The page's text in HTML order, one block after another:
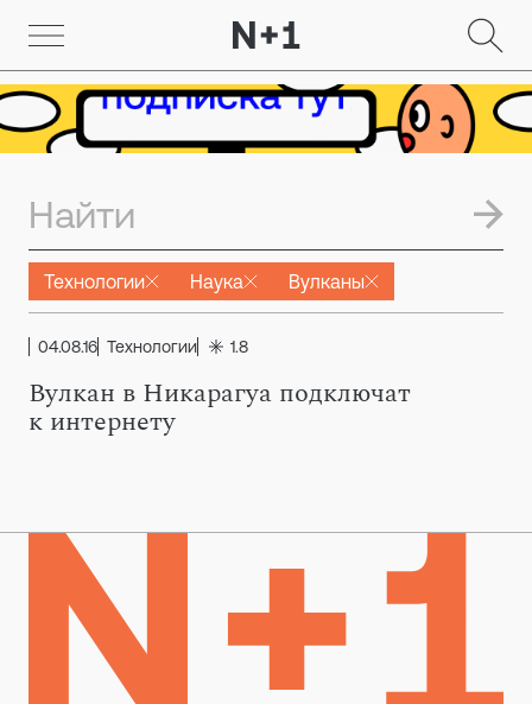
Технологии Наука Вулканы
04.08.16 Технологии 1.8
Вулкан в Никарагуа подключат
к интернету